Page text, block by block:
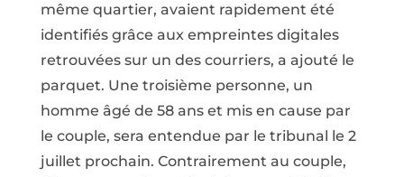
même quartier, avaient rapidement été
identifiés grâce aux empreintes digitales
retrouvées sur un des courriers, a ajouté le
parquet. Une troisième personne, un
homme âgé de 58 ans et mis en cause par
le couple, sera entendue par le tribunal le 2
juillet prochain. Contrairement au couple,